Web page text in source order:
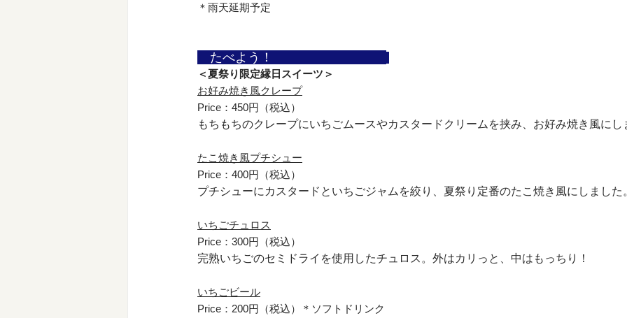
＊雨天延期予定
たべよう！
＜夏祭り限定縁日スイーツ＞
お好み焼き風クレープ
Price：450円（税込）
もちもちのクレープにいちごムースやカスタードクリームを挟み、お好み焼き風にし
たこ焼き風プチシュー
Price：400円（税込）
プチシューにカスタードといちごジャムを絞り、夏祭り定番のたこ焼き風にしました
いちごチュロス
Price：300円（税込）
完熟いちごのセミドライを使用したチュロス。外はカリっと、中はもっちり！
いちごビール
Price：200円（税込）＊ソフトドリンク